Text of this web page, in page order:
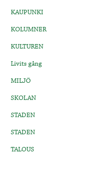
KAUPUNKI
KOLUMNER
KULTUREN
Livits gång
MILJÖ
SKOLAN
STADEN
STADEN
TALOUS